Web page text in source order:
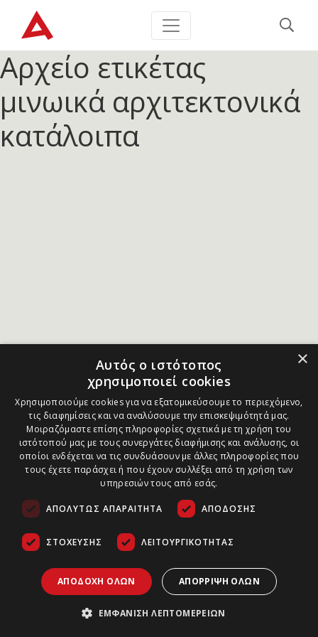
Αρχείο ετικέτας
μινωικά αρχιτεκτονικά
κατάλοιπα
×
Αυτός ο ιστότοπος
χρησιμοποιεί cookies
Χρησιμοποιούμε cookies για να εξατομικεύσουμε το περιεχόμενο,
τις διαφημίσεις και να αναλύσουμε την επισκεψιμότητά μας.
Μοιραζόμαστε επίσης πληροφορίες σχετικά με τη χρήση του
ιστότοπού μας με τους συνεργάτες διαφήμισης και ανάλυσης, οι
οποίοι ενδέχεται να τις συνδυάσουν με άλλες πληροφορίες που
τους έχετε παράσχει ή που έχουν συλλέξει από τη χρήση των
υπηρεσιών τους από εσάς.
ΑΠΟΛΎΤΩΣ ΑΠΑΡΑΊΤΗΤΑ ΑΠΌΔΟΣΗΣ
ΣΤΌΧΕΥΣΗΣ ΛΕΙΤΟΥΡΓΙΚΌΤΗΤΑΣ
ΑΠΟΔΟΧΉ ΌΛΩΝ ΑΠΌΡΡΙΨΗ ΌΛΩΝ
ΕΜΦΆΝΙΣΗ ΛΕΠΤΟΜΕΡΕΙΏΝ